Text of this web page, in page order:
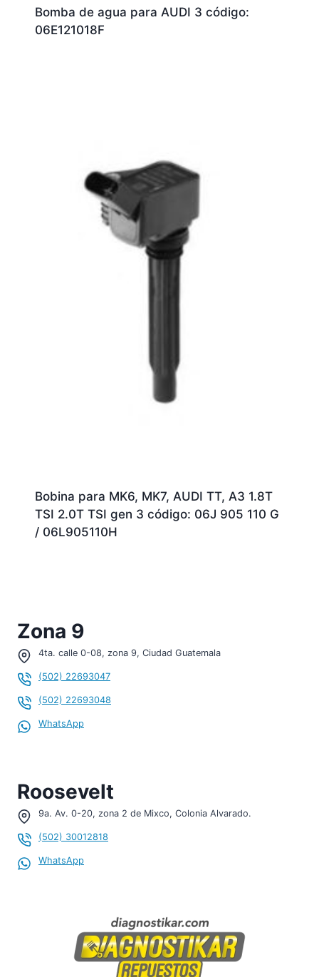
Bomba de agua para AUDI 3 código:
06E121018F
Bobina para MK6, MK7, AUDI TT, A3 1.8T
TSI 2.0T TSI gen 3 código: 06J 905 110 G
/ 06L905110H
Zona 9
4ta. calle 0-08, zona 9, Ciudad Guatemala
(502) 22693047
(502) 22693048
WhatsApp
Roosevelt
9a. Av. 0-20, zona 2 de Mixco, Colonia Alvarado.
(502) 30012818
WhatsApp
Para consultar sobreEmpaque de enfriador de
, deja tu nombre y WhatsApp.